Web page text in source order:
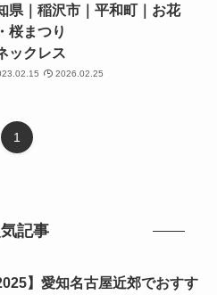
県｜稲沢市｜平和町｜お花
桜まつり
ックレス
2026.02.25
1
記事
】愛知名古屋近郊でおすす